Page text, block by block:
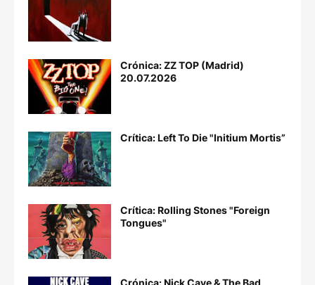
Crónica: ZZ TOP (Madrid)
20.07.2026
Crítica: Left To Die "Initium Mortis”
Crítica: Rolling Stones "Foreign
Tongues"
Crónica: Nick Cave & The Bad